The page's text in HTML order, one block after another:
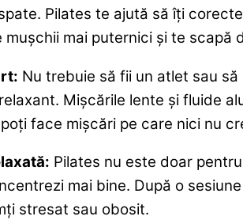
Pilates te ajută să îți
mai puternici și te
Nu trebuie să fii un atlet sau
Mișcările lente și fluide
face mișcări pe care nici nu
Pilates nu este doar
mai bine. După o
stresat sau obosit.